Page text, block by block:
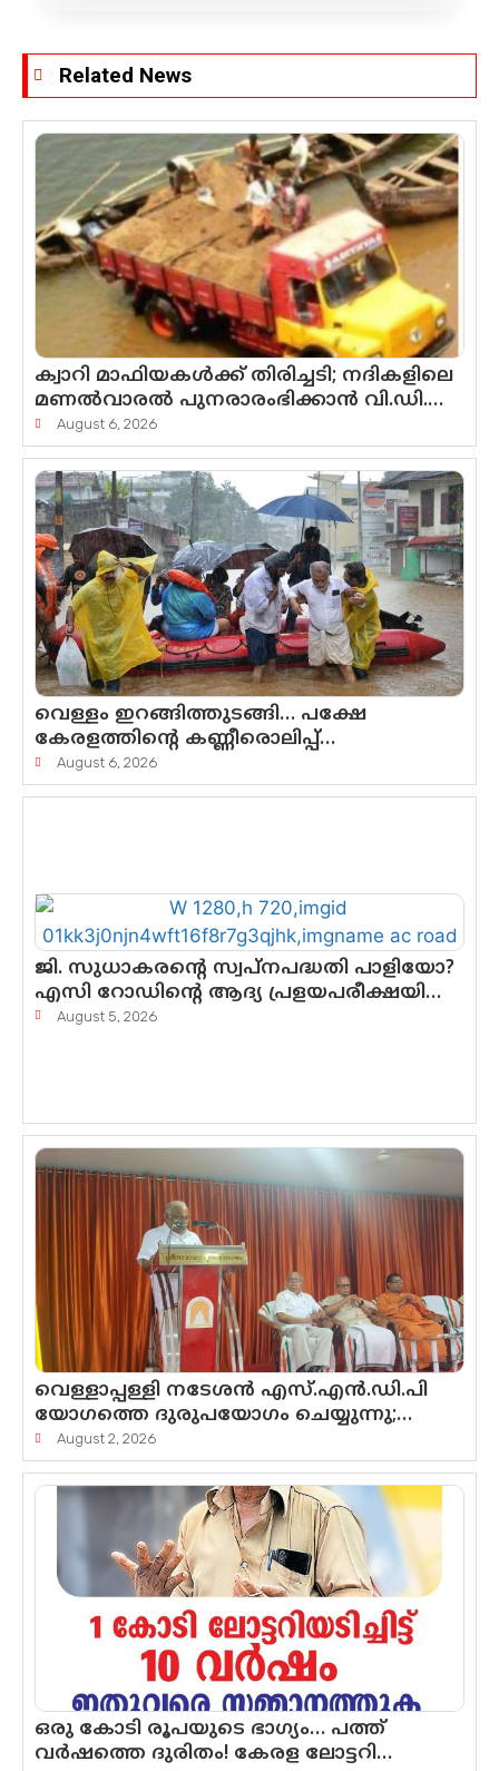
Related News
ക്വാറി മാഫിയകൾക്ക് തിരിച്ചടി; നദികളിലെ
മണൽവാരൽ പുനരാരംഭിക്കാൻ വി.ഡി.
സർക്കാർ തീരുമാനം
August 6, 2026
വെള്ളം ഇറങ്ങിത്തുടങ്ങി… പക്ഷേ
കേരളത്തിന്റെ കണ്ണീരൊലിപ്പ്
എന്നവസാനിക്കും?
August 6, 2026
ജി. സുധാകരന്റെ സ്വപ്നപദ്ധതി പാളിയോ?
എസി റോഡിന്റെ ആദ്യ പ്രളയപരീക്ഷയിൽ
ഉയരുന്നത് ഗുരുതര ചോദ്യങ്ങൾ
August 5, 2026
വെള്ളാപ്പള്ളി നടേശൻ എസ്.എൻ.ഡി.പി
യോഗത്തെ ദുരുപയോഗം ചെയ്യുന്നു;
ശ്രീനാരായണ പ്രസ്ഥാനത്തെ
കാർന്നുതിന്നുന്ന വിഷവിത്ത്: ഗോകുലം
ഗോപാലൻ
August 2, 2026
ഒരു കോടി രൂപയുടെ ഭാഗ്യം… പത്ത്
വർഷത്തെ ദുരിതം! കേരള ലോട്ടറി